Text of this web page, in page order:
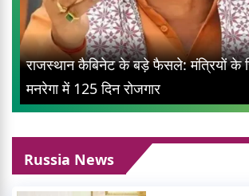
राजस्थान कैबिनेट के बड़े फैसले: मंत्रियों के
मनरेगा में 125 दिन रोजगार
Russia News